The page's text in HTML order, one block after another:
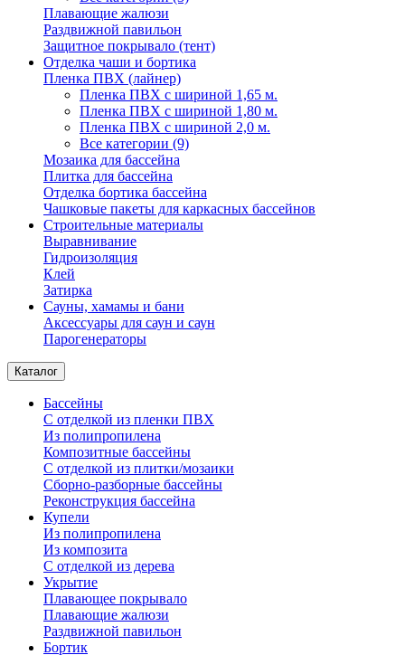
Плавающие жалюзи
Раздвижной павильон
Защитное покрывало (тент)
Отделка чаши и бортика
Пленка ПВХ (лайнер)
Пленка ПВХ с шириной 1,65 м.
Пленка ПВХ с шириной 1,80 м.
Пленка ПВХ с шириной 2,0 м.
Все категории (9)
Мозаика для бассейна
Плитка для бассейна
Отделка бортика бассейна
Чашковые пакеты для каркасных бассейнов
Строительные материалы
Выравнивание
Гидроизоляция
Клей
Затирка
Сауны, хамамы и бани
Аксессуары для саун и саун
Парогенераторы
Каталог
Бассейны
С отделкой из пленки ПВХ
Из полипропилена
Композитные бассейны
С отделкой из плитки/мозаики
Сборно-разборные бассейны
Реконструкция бассейна
Купели
Из полипропилена
Из композита
С отделкой из дерева
Укрытие
Плавающее покрывало
Плавающие жалюзи
Раздвижной павильон
Бортик